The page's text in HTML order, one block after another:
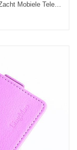
Sony Xperia E5 Hoesje Anti-fall Bescherming Zacht Mobiele Telefoon Scheppend Online